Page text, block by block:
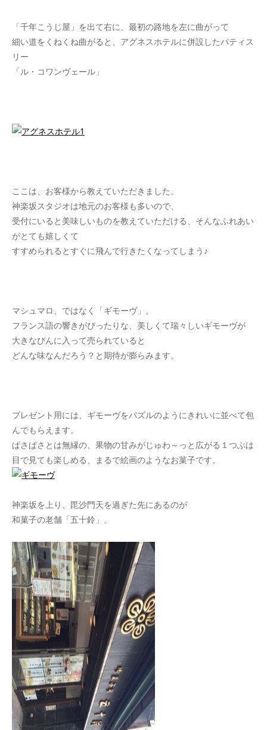
「千年こうじ屋」を出て右に、最初の路地を左に曲がって
細い道をくねくね曲がると、アグネスホテルに併設したパティス
リー
「ル・コワンヴェール」
ここは、お客様から教えていただきました。
神楽坂スタジオは地元のお客様も多いので、
受付にいると美味しいものを教えていただける、そんなふれあい
がとても嬉しくて
すすめられるとすぐに飛んで行きたくなってしまう♪
マシュマロ、ではなく「ギモーヴ」。
フランス語の響きがぴったりな、美しくて瑞々しいギモーヴが
大きなびんに入って売られていると
どんな味なんだろう？と期待が膨らみます。
プレゼント用には、ギモーヴをパズルのようにきれいに並べて包
んでもらえます。
ぱさぱさとは無縁の、果物の甘みがじゅわ～っと広がる１つぶは
目で見ても楽しめる、まるで絵画のようなお菓子です。
神楽坂を上り、毘沙門天を過ぎた先にあるのが
和菓子の老舗「五十鈴」。